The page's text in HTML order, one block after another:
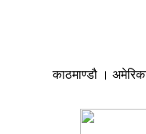
काठमाण्डौ ।